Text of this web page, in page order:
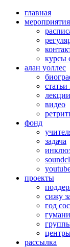
главная
мероприятия
курсы
алан уоллес
лекции
видео
фонд
задача
проекты
сижу
год
рассылка